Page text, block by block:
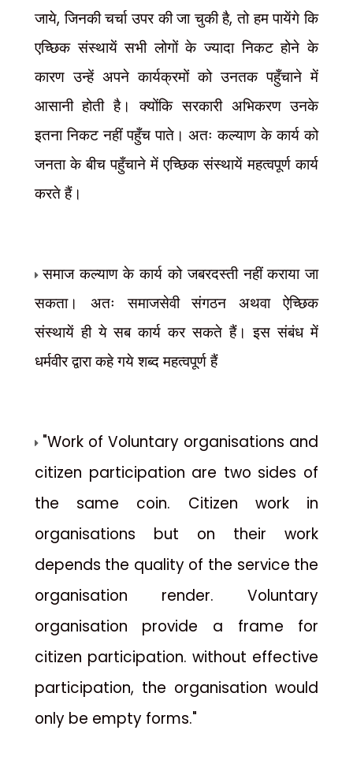
जाये,जिनकी चर्चा उपर की जा चुकी है,तो हम पायेंगे कि
एच्छिक संस्थायें सभी लोगों के ज्यादा निकट होने के
कारण उन्हें अपने कार्यक्रमों को उनतक पहुँचाने में
आसानी होती है। क्योंकि सरकारी अभिकरण उनके
इतना निकट नहीं पहुँच पाते। अतः कल्याण के कार्य को
जनता के बीच पहुँचाने में एच्छिक संस्थायें महत्वपूर्ण कार्य
करते हैं।
समाज कल्याण के कार्य को जबरदस्ती नहीं कराया जा
सकता। अतः समाजसेवी संगठन अथवा ऐच्छिक
संस्थायें ही ये सब कार्य कर सकते हैं। इस संबंध में
धर्मवीर द्वारा कहे गये शब्द महत्वपूर्ण हैं
"Work of Voluntary organisations and
citizen participation are two sides of
the same coin. Citizen work in
organisations but on their work
depends the quality of the service the
organisation render. Voluntary
organisation provide a frame for
citizen participation. without effective
participation, the organisation would
only be empty forms."